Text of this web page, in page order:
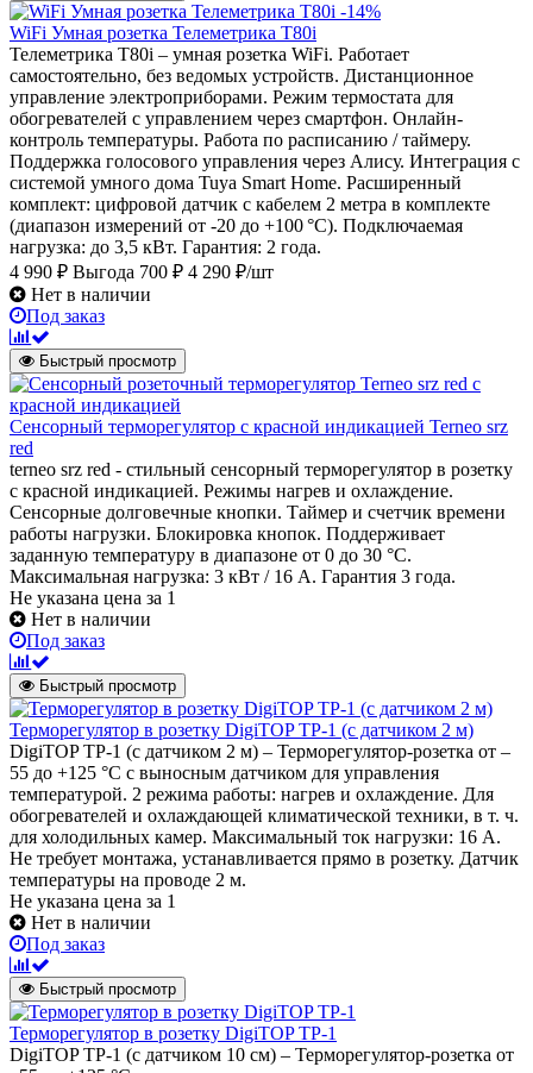
-14%
WiFi Умная розетка Телеметрика T80i
Телеметрика T80i – умная розетка WiFi. Работает
самостоятельно, без ведомых устройств. Дистанционное
управление электроприборами. Режим термостата для
обогревателей с управлением через смартфон. Онлайн-
контроль температуры. Работа по расписанию / таймеру.
Поддержка голосового управления через Алису. Интеграция с
системой умного дома Tuya Smart Home. Расширенный
комплект: цифровой датчик с кабелем 2 метра в комплекте
(диапазон измерений от -20 до +100 °C). Подключаемая
нагрузка: до 3,5 кВт. Гарантия: 2 года.
4 990 ₽ Выгода 700 ₽ 4 290 ₽/шт
Нет в наличии
Под заказ
Быстрый просмотр
Сенсорный терморегулятор с красной индикацией Terneo srz
red
terneo srz red - стильный сенсорный терморегулятор в розетку
с красной индикацией. Режимы нагрев и охлаждение.
Сенсорные долговечные кнопки. Таймер и счетчик времени
работы нагрузки. Блокировка кнопок. Поддерживает
заданную температуру в диапазоне от 0 до 30 °С.
Максимальная нагрузка: 3 кВт / 16 А. Гарантия 3 года.
Не указана цена за 1
Нет в наличии
Под заказ
Быстрый просмотр
Терморегулятор в розетку DigiTOP ТР-1 (с датчиком 2 м)
DigiTOP ТР-1 (с датчиком 2 м) – Терморегулятор-розетка от –
55 до +125 °C с выносным датчиком для управления
температурой. 2 режима работы: нагрев и охлаждение. Для
обогревателей и охлаждающей климатической техники, в т. ч.
для холодильных камер. Максимальный ток нагрузки: 16 А.
Не требует монтажа, устанавливается прямо в розетку. Датчик
температуры на проводе 2 м.
Не указана цена за 1
Нет в наличии
Под заказ
Быстрый просмотр
Терморегулятор в розетку DigiTOP ТР-1
DigiTOP ТР-1 (с датчиком 10 см) – Терморегулятор-розетка от